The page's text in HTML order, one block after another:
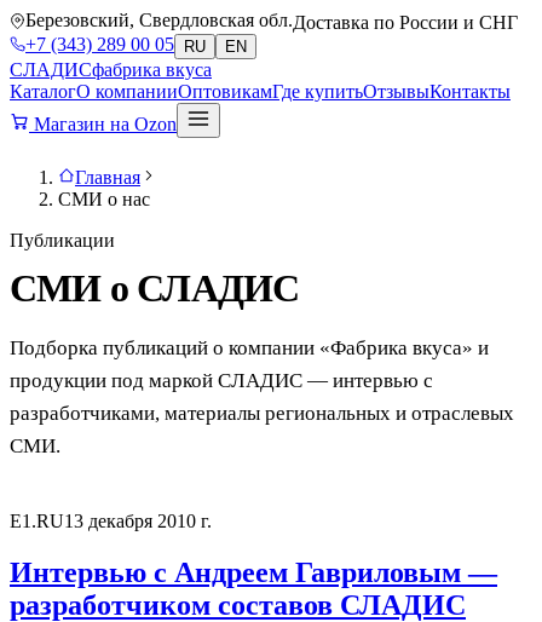
Березовский, Свердловская обл.Доставка по России и СНГ
+7 (343) 289 00 05
RU EN
СЛАДИСфабрика вкуса
КаталогО компанииОптовикамГде купитьОтзывыКонтакты
Магазин на Ozon
Главная
СМИ о нас
Публикации
СМИ о СЛАДИС
Подборка публикаций о компании «Фабрика вкуса» и
продукции под маркой СЛАДИС — интервью с
разработчиками, материалы региональных и отраслевых
СМИ.
E1.RU13 декабря 2010 г.
Интервью с Андреем Гавриловым —
разработчиком составов СЛАДИС